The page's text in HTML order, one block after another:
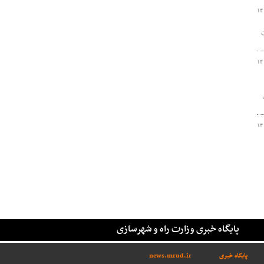
پایگاه خبری وزارت راه و شهرسازی
پایگاه خبری news.mrud.ir